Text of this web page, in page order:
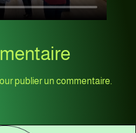
publier un commentaire.